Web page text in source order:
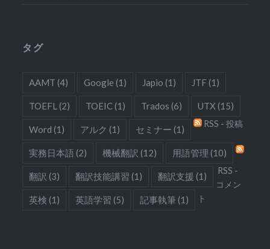
タグ
AAMT (4) Google (1) Japio (1) JTF(1)
TOEFL (2) TOEIC(1) Trados (6) UTX (15)
Word (1) アルク (1) セミナー (1)
実務日本語 (2) 機械翻訳 (12) 用語管理 (10)
翻訳 (3) 翻訳技能講習 (1) 翻訳支援 (1)
英検 (1) 英語学習 (5) 記事執筆(1)
RSS - 投稿
RSS -
コメン
ト